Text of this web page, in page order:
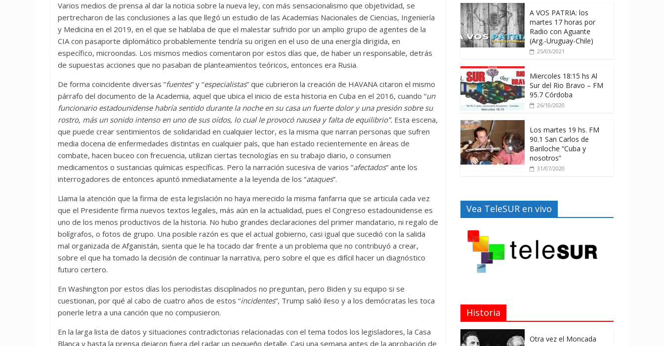
Varios medios de prensa al dar la noticia sobre la nueva ley, con más sensacionalismo que objetividad, se
pertrecharon de las conclusiones a las que llegó un estudio de las Academias Nacionales de Ciencias, Ingeniería
y Medicina en el 2019, en el que se hablaba de que el malestar sufrido por un amplio grupo de agentes de la
CIA con pasaporte diplomático probablemente tendría su origen en el uso de una energía dirigida, en
específico, microondas. Los mismos medios comentaron por estos días que, de haber un responsable, detrás
de supuestas acciones que no pasaban de planteamientos teóricos, entonces era Rusia.
De forma coincidente diversas “fuentes” y “especialistas” que cubrieron la creación de HAVANA citaron el mismo
párrafo del documento de la Academia, aquel que ubica el inicio de esta historia en Cuba en el 2016, cuando “un
funcionario estadounidense habría sentido durante la noche en su casa un fuerte dolor y una presión sobre su
rostro, más un sonido intenso en uno de sus oídos, lo cual le provocó nausea y falta de equilibrio”. Esta escena,
que puede crear sentimientos de solidaridad en cualquier lector, es la misma que narran personas que sufren
media docena de enfermedades distintas en cualquier país, que han estado recientemente en áreas de
combate, hacen buceo con frecuencia, utilizan ciertas tecnologías en su trabajo diario, o consumen
medicamentos o sustancias químicas específicas. Pero la narración sucesiva de varios “afectados” ante los
interrogadores de entonces apuntó inmediatamente a la leyenda de los “ataques”.
Llama la atención que la firma de esta legislación no haya merecido la misma fanfarria que se articula cada vez
que el Presidente firma nuevos textos legales, más aún en la actualidad, pues el Congreso estadounidense es
uno de los menos productivos de la historia. No hubo grandes declaraciones del primer mandatario, ni regalo de
bolígrafos, o fotos de grupo. Una posible razón es que el actual gobierno, casi igual que sucedió con la salida
mal organizada de Afganistán, sienta que le ha tocado dar frente a un problema que no contribuyó a crear,
sobre el que ha tomado la decisión de continuar la narrativa, pero sobre el que es difícil hacer un diagnóstico
futuro certero.
En Washington por estos días los periodistas disciplinados no preguntan, pero Biden y su equipo si se
cuestionan, por qué al cabo de cuatro años de estos “incidentes”, Trump salió ileso y a los demócratas les toca
ponerle letra a una canción que no compusieron.
En la larga lista de datos y situaciones contradictorias relacionadas con el tema todos los legisladores, la Casa
Blanca y hasta la prensa dejaron fuera del radar un pequeño detalle. Casi una semana antes de la aprobación de
A VOS PATRIA: los
martes 17 horas por
Radio con Aguante
(Arg.-Uruguay-Chile)
25/03/2021
Miercoles 18:15 hs Al
Sur del Rio Bravo – FM
95.7 Córdoba
26/10/2020
Los martes 19 hs. FM
90.1 San Carlos de
Bariloche “Cuba y
nosotros”
31/07/2020
Vea TeleSUR en vivo
Historia
Otra vez el Moncada